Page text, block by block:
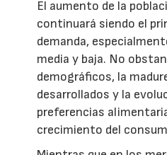
El aumento de la
continuará siendo el
demanda,
media y baja. No
demográficos, la
desarrollados y la
preferencias
crecimiento del